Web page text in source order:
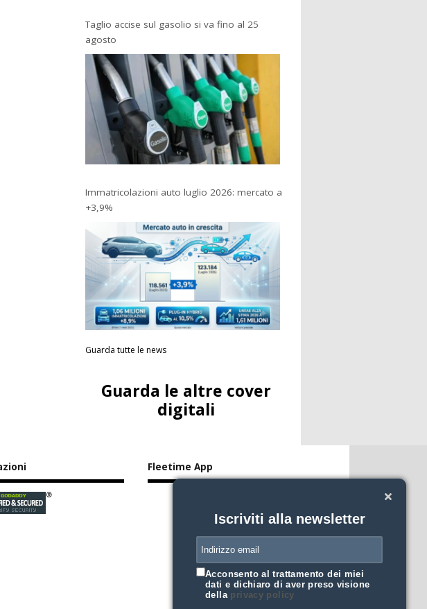
Taglio accise sul gasolio si va fino al 25
agosto
Immatricolazioni auto luglio 2026: mercato a
+3,9%
Guarda tutte le news
Iscriviti alla newsletter
Acconsento al trattamento dei miei
dati e dichiaro di aver preso visione
della privacy policy
Guarda le altre cover
digitali
Fleetime App